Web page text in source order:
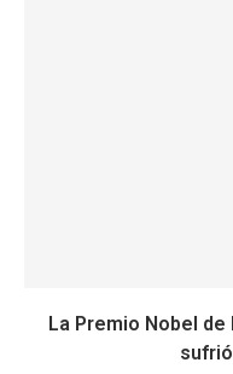
La Premio Nobel de